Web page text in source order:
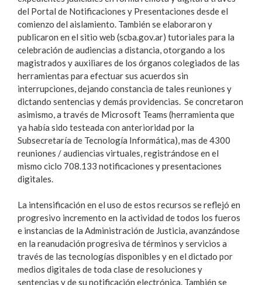
del Portal de Notificaciones y Presentaciones desde el
comienzo del aislamiento. También se elaboraron y
publicaron en el sitio web (scba.gov.ar) tutoriales para la
celebración de audiencias a distancia, otorgando a los
magistrados y auxiliares de los órganos colegiados de las
herramientas para efectuar sus acuerdos sin
interrupciones, dejando constancia de tales reuniones y
dictando sentencias y demás providencias. Se concretaron
asimismo, a través de Microsoft Teams (herramienta que
ya había sido testeada con anterioridad por la
Subsecretaría de Tecnología Informática), mas de 4300
reuniones / audiencias virtuales, registrándose en el
mismo ciclo 708.133 notificaciones y presentaciones
digitales.
La intensificación en el uso de estos recursos se reflejó en
progresivo incremento en la actividad de todos los fueros
e instancias de la Administración de Justicia, avanzándose
en la reanudación progresiva de términos y servicios a
través de las tecnologías disponibles y en el dictado por
medios digitales de toda clase de resoluciones y
sentencias y de su notificación electrónica. También se